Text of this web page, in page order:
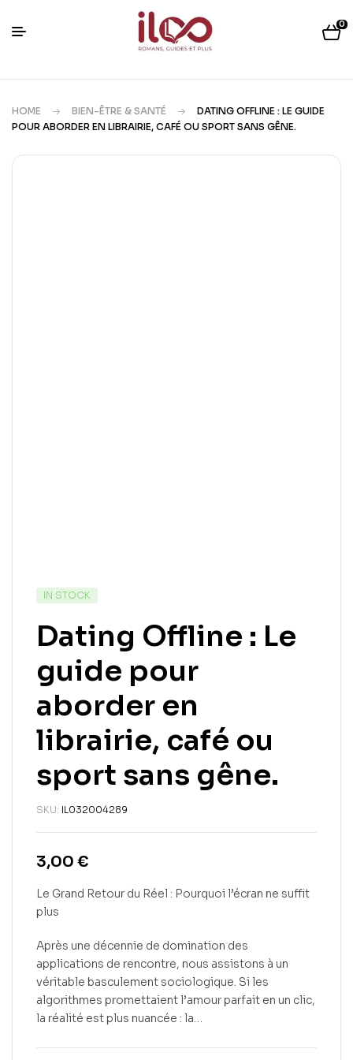
0
HOME BIEN-ÊTRE & SANTÉ
DATING OFFLINE : LE GUIDE
POUR ABORDER EN LIBRAIRIE, CAFÉ OU SPORT SANS GÊNE.
IN STOCK
Dating Offline : Le
guide pour
aborder en
librairie, café ou
sport sans gêne.
SKU: IL032004289
3,00 €
Le Grand Retour du Réel : Pourquoi l’écran ne suffit
plus
Après une décennie de domination des
applications de rencontre, nous assistons à un
véritable basculement sociologique. Si les
algorithmes promettaient l’amour parfait en un clic,
la réalité est plus nuancée : la…